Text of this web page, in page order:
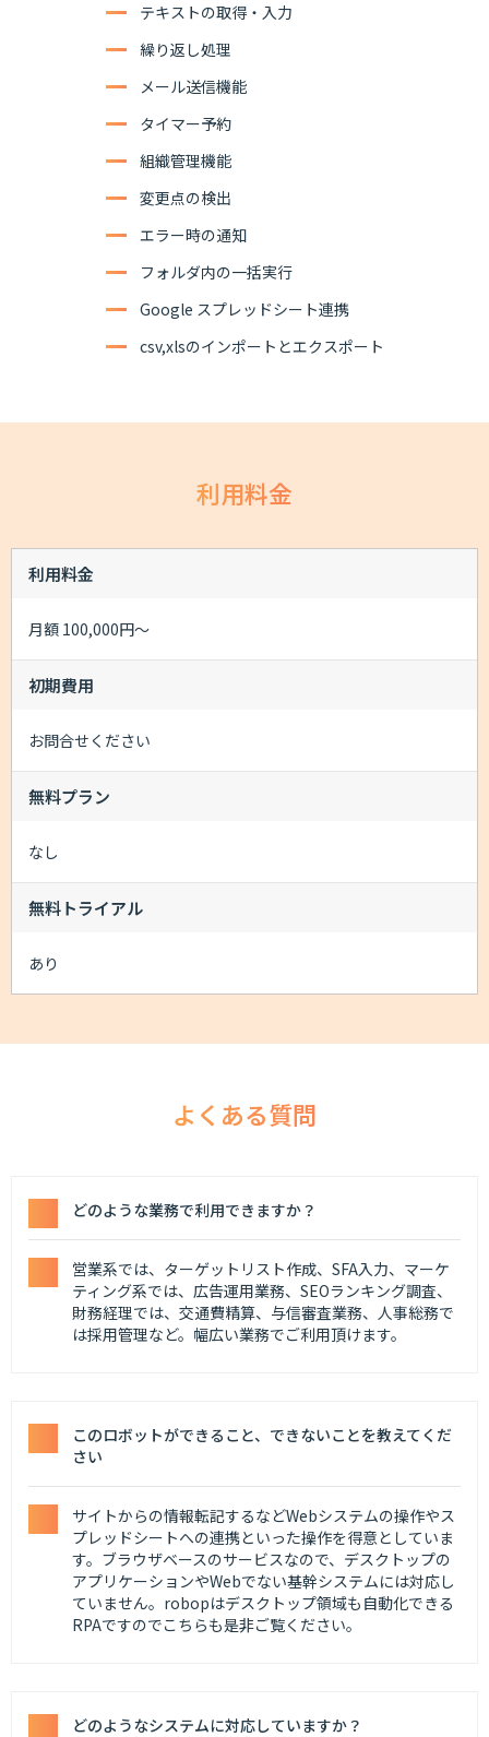
テキストの取得・入力
繰り返し処理
メール送信機能
タイマー予約
組織管理機能
変更点の検出
エラー時の通知
フォルダ内の一括実行
Google スプレッドシート連携
csv,xlsのインポートとエクスポート
利用料金
利用料金
月額 100,000円～
初期費用
お問合せください
無料プラン
なし
無料トライアル
あり
よくある質問
どのような業務で利用できますか？
営業系では、ターゲットリスト作成、SFA入力、マーケ
ティング系では、広告運用業務、SEOランキング調査、
財務経理では、交通費精算、与信審査業務、人事総務で
は採用管理など。幅広い業務でご利用頂けます。
このロボットができること、できないことを教えてくだ
さい
サイトからの情報転記するなどWebシステムの操作やス
プレッドシートへの連携といった操作を得意としていま
す。ブラウザベースのサービスなので、デスクトップの
アプリケーションやWebでない基幹システムには対応し
ていません。robopはデスクトップ領域も自動化できる
RPAですのでこちらも是非ご覧ください。
どのようなシステムに対応していますか？